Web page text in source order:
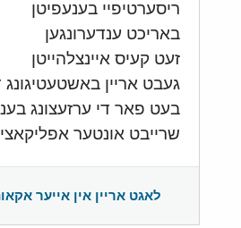
ריסערטיפיי בענעפיטן
באריכט ענדערונגען
זעט קעיס איינצלהייטן
געבט אריין
בעט פאר די ערזעצונג
שרייבט אונטער
לאגט אריין אין אייער